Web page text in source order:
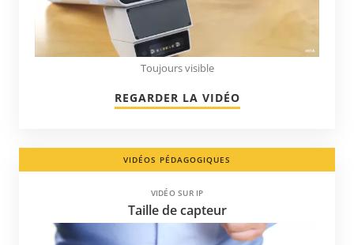
Toujours visible
REGARDER LA VIDÉO
VIDÉOS PÉDAGOGIQUES
VIDÉO SUR IP
Taille de capteur